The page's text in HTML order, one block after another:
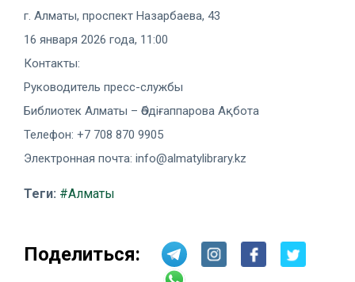
г. Алматы, проспект Назарбаева, 43
16 января 2026 года, 11:00
Контакты:
Руководитель пресс-службы
Библиотек Алматы – Әбдіғаппарова Ақбота
Телефон: +7 708 870 9905
Электронная почта: info@almatylibrary.kz
Теги: #Алматы
Поделиться: